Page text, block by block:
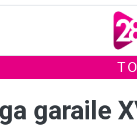
garaile